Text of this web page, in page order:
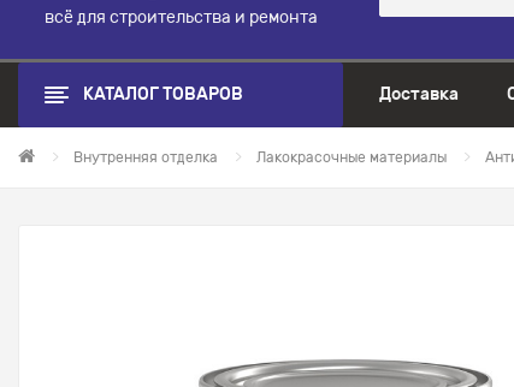
всё для строительства и ремонта
КАТАЛОГ ТОВАРОВ Доставка
Внутренняя отделка Лакокрасочные материалы